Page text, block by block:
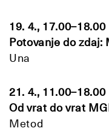
19. 4., 17.00–18.00
Potovanje do zdaj:
Una
21. 4., 11.00–18.00
Od vrat do vrat
Metod